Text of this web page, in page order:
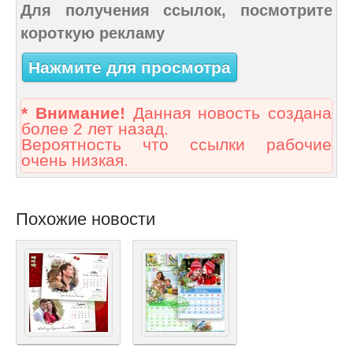
Для получения ссылок, посмотрите
короткую рекламу
Нажмите для просмотра
* Внимание! Данная новость создана
более 2 лет назад.
Вероятность что ссылки рабочие
очень низкая.
Похожие новости